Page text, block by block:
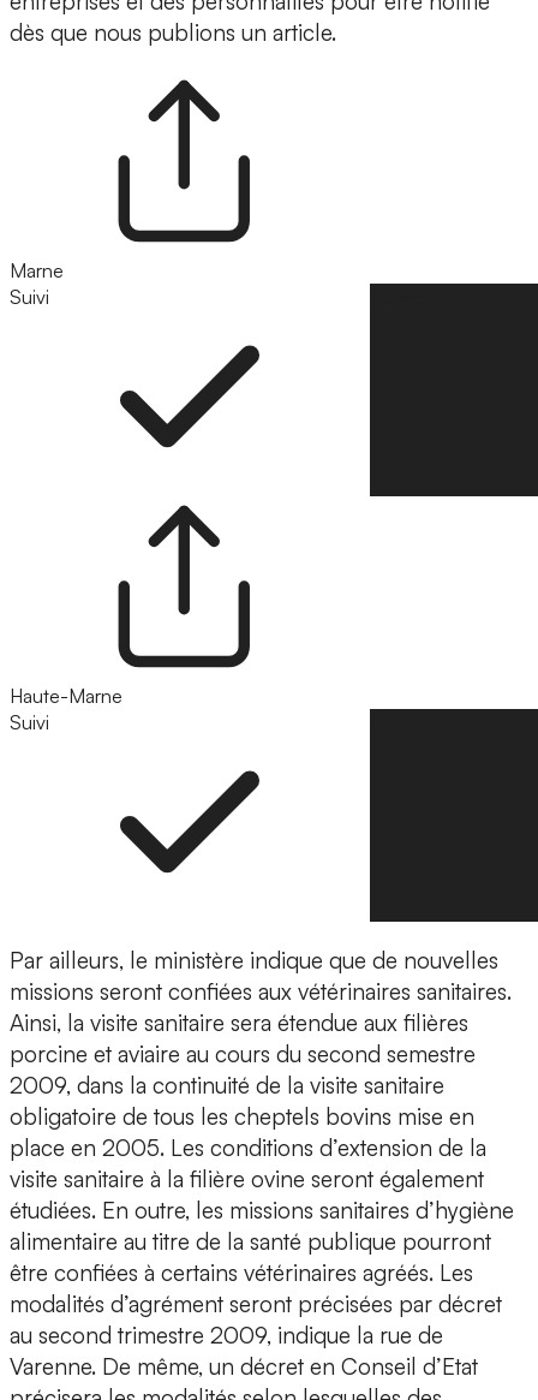
dès que nous publions un article.
Marne
Suivi
Haute-Marne
Suivi
Par ailleurs, le ministère indique que de nouvelles
missions seront confiées aux vétérinaires sanitaires.
Ainsi, la visite sanitaire sera étendue aux filières
porcine et aviaire au cours du second semestre
2009, dans la continuité de la visite sanitaire
obligatoire de tous les cheptels bovins mise en
place en 2005. Les conditions d’extension de la
visite sanitaire à la filière ovine seront également
étudiées. En outre, les missions sanitaires d’hygiène
alimentaire au titre de la santé publique pourront
être confiées à certains vétérinaires agréés. Les
modalités d’agrément seront précisées par décret
au second trimestre 2009, indique la rue de
Varenne. De même, un décret en Conseil d’Etat